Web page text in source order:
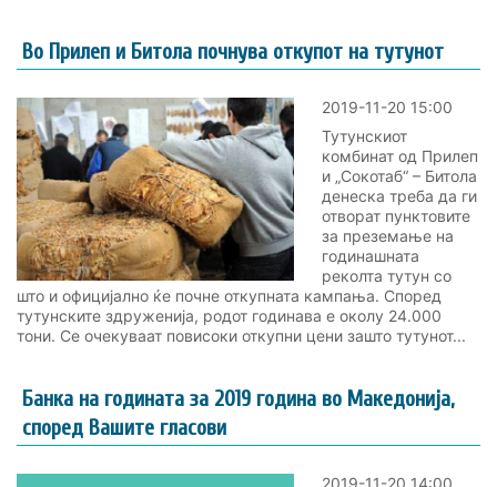
Во Прилеп и Битола почнува откупот на тутунот
2019-11-20 15:00
Тутунскиот
комбинат од Прилеп
и „Сокотаб“ – Битола
денеска треба да ги
отворат пунктовите
за преземање на
годинашната
реколта тутун со
што и официјално ќе почне откупната кампања. Според
тутунските здруженија, родот годинава е околу 24.000
тони. Се очекуваат повисоки откупни цени зашто тутунот...
Банка на годината за 2019 година во Македонија,
според Вашите гласови